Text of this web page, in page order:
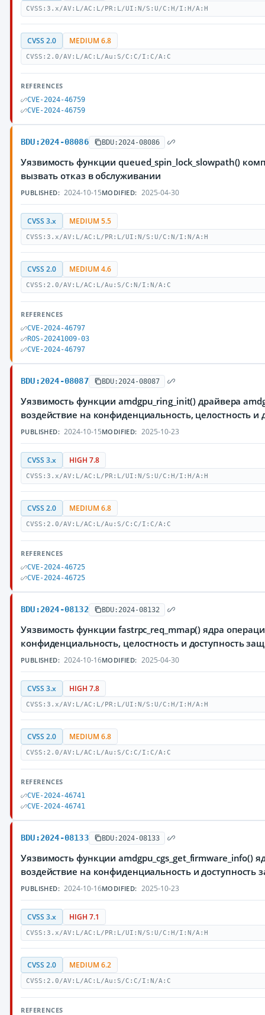
CVSS:3.x/AV:L/AC:L/PR:L/UI:N/S:U/C:H/I:H/A:H
CVSS 2.0 MEDIUM 6.8
CVSS:2.0/AV:L/AC:L/Au:S/C:C/I:C/A:C
REFERENCES
CVE-2024-46759
CVE-2024-46759
BDU:2024-08086 BDU:2024-08086
Уязвимость функции queued_spin_lock_slowpath()
вызвать отказ в обслуживании
PUBLISHED: 2024-10-15MODIFIED: 2025-04-30
CVSS 3.x MEDIUM 5.5
CVSS:3.x/AV:L/AC:L/PR:L/UI:N/S:U/C:N/I:N/A:H
CVSS 2.0 MEDIUM 4.6
CVSS:2.0/AV:L/AC:L/Au:S/C:N/I:N/A:C
REFERENCES
CVE-2024-46797
ROS-20241009-03
CVE-2024-46797
BDU:2024-08087 BDU:2024-08087
Уязвимость функции amdgpu_ring_init() драйвера
воздействие на конфиденциальность, целостность
PUBLISHED: 2024-10-15MODIFIED: 2025-10-23
CVSS 3.x HIGH 7.8
CVSS:3.x/AV:L/AC:L/PR:L/UI:N/S:U/C:H/I:H/A:H
CVSS 2.0 MEDIUM 6.8
CVSS:2.0/AV:L/AC:L/Au:S/C:C/I:C/A:C
REFERENCES
CVE-2024-46725
CVE-2024-46725
BDU:2024-08132 BDU:2024-08132
Уязвимость функции fastrpc_req_mmap() ядра
конфиденциальность, целостность и доступность
PUBLISHED: 2024-10-16MODIFIED: 2025-04-30
CVSS 3.x HIGH 7.8
CVSS:3.x/AV:L/AC:L/PR:L/UI:N/S:U/C:H/I:H/A:H
CVSS 2.0 MEDIUM 6.8
CVSS:2.0/AV:L/AC:L/Au:S/C:C/I:C/A:C
REFERENCES
CVE-2024-46741
CVE-2024-46741
BDU:2024-08133 BDU:2024-08133
Уязвимость функции
воздействие на конфиденциальность и
PUBLISHED: 2024-10-16MODIFIED: 2025-10-23
CVSS 3.x HIGH 7.1
CVSS:3.x/AV:L/AC:L/PR:L/UI:N/S:U/C:H/I:N/A:H
CVSS 2.0 MEDIUM 6.2
CVSS:2.0/AV:L/AC:L/Au:S/C:C/I:N/A:C
REFERENCES